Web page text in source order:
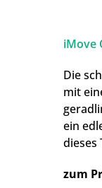
iMove
Die
mit
ein
dieses
zum